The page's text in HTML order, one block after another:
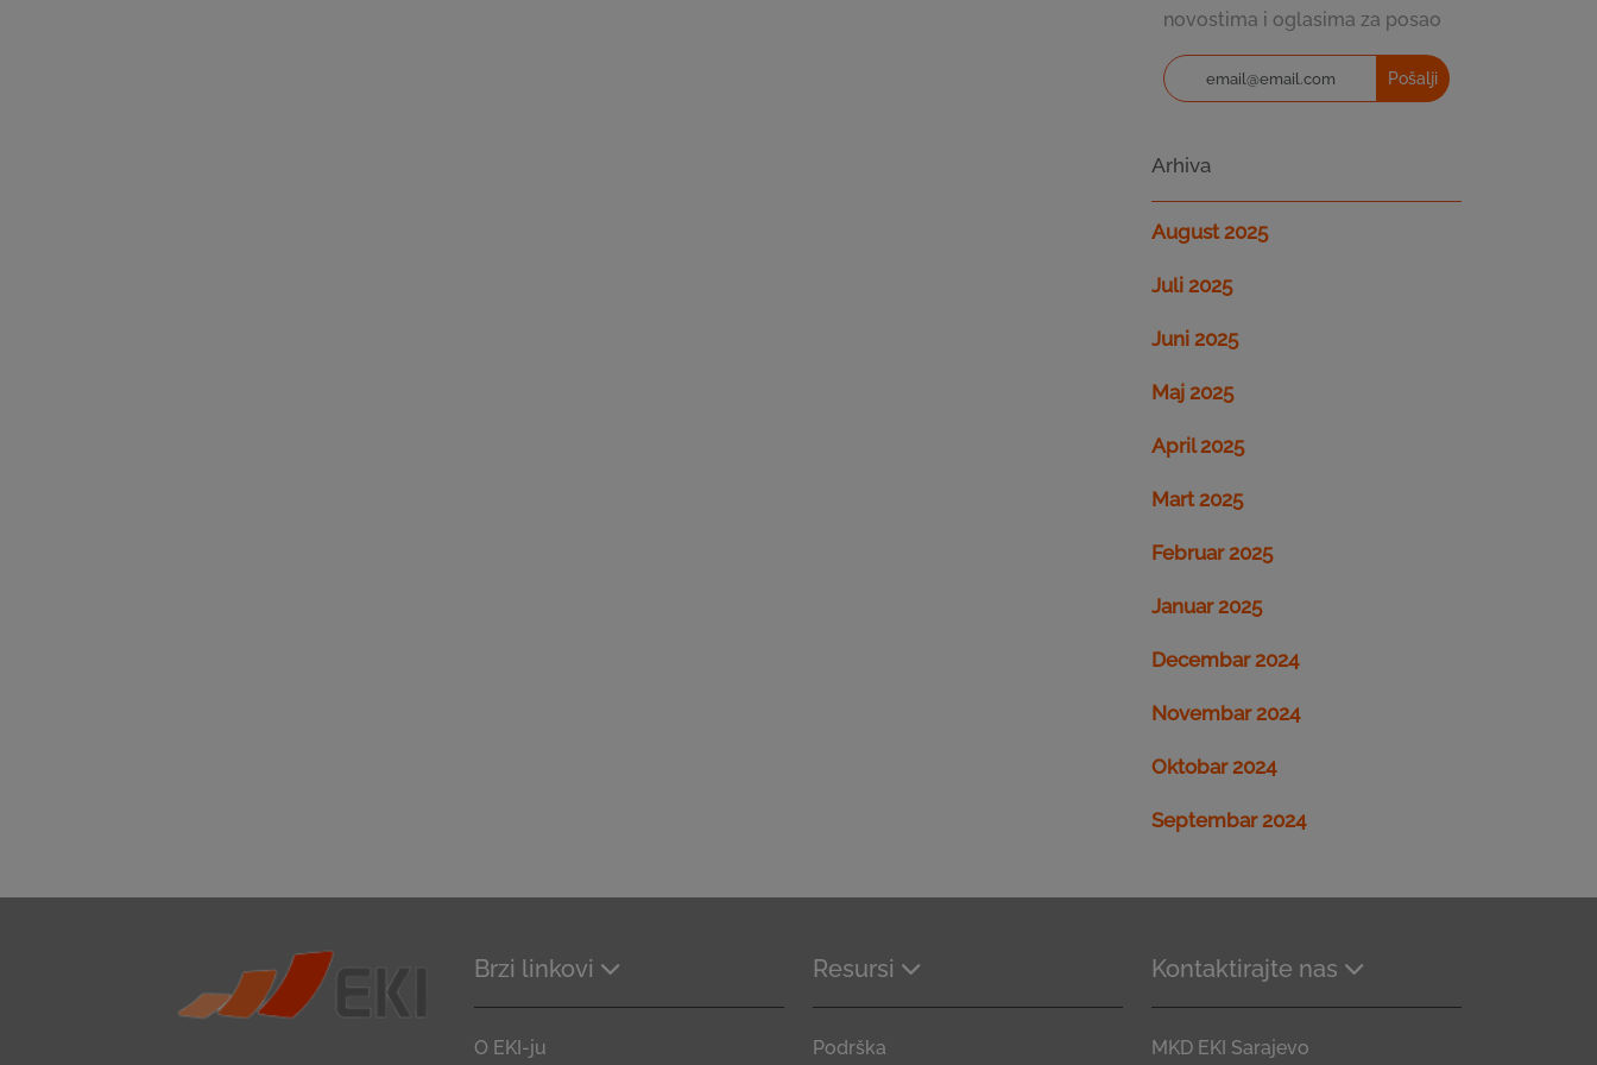
novostima i oglasima za posao
Pošalji
Arhiva
August 2025
Juli 2025
Juni 2025
Maj 2025
April 2025
Mart 2025
Februar 2025
Januar 2025
Decembar 2024
Novembar 2024
Oktobar 2024
Septembar 2024
Brzi linkovi
O EKI-ju
Resursi
Podrška
Kontaktirajte nas
MKD EKI Sarajevo